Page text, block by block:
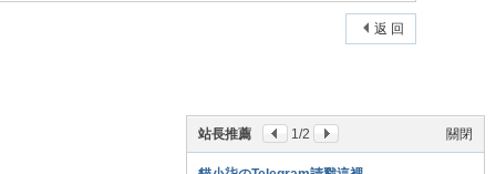
返 回
關閉
站長推薦 1/2